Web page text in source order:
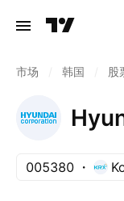
市场 韩国 股
005380